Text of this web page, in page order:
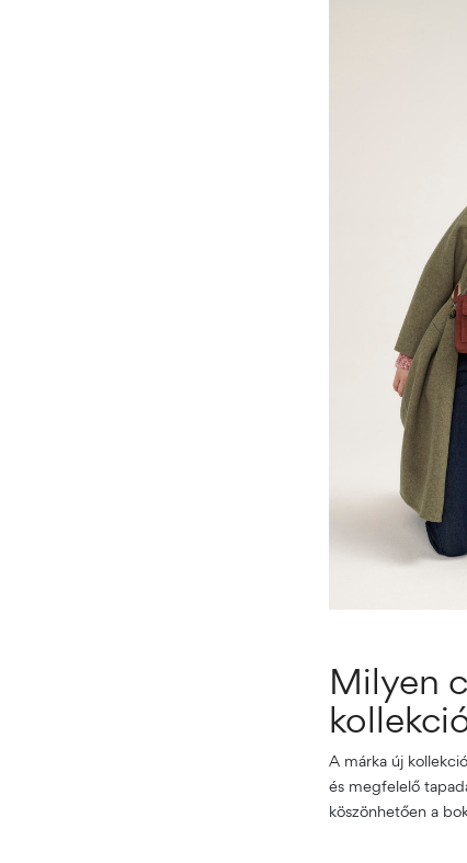
Milyen
A márka új
és megfelelő
köszönhetően a